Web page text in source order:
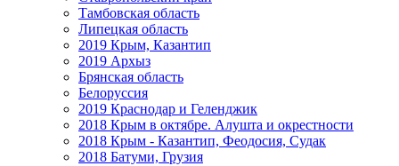
Тамбовская область
Липецкая область
2019 Крым, Казантип
2019 Архыз
Брянская область
Белоруссия
2019 Краснодар и Геленджик
2018 Крым в октябре. Алушта и окрестности
2018 Крым - Казантип, Феодосия, Судак
2018 Батуми, Грузия